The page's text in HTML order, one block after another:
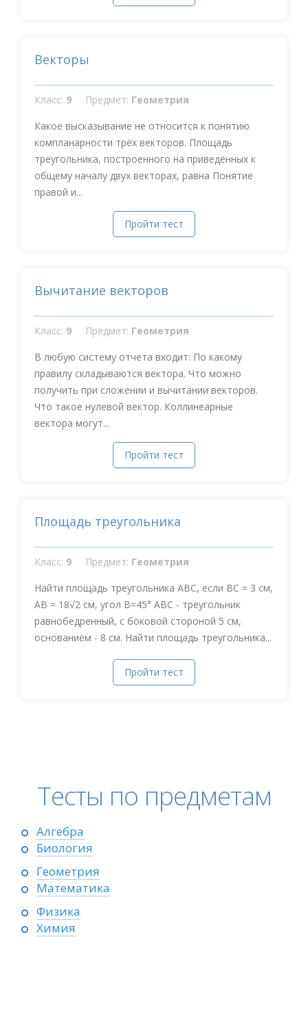
Векторы
Класс: 9 Предмет: Геометрия
Какое высказывание не относится к понятию
компланарности трёх векторов. Площадь
треугольника, построенного на приведённых к
общему началу двух векторах, равна Понятие
правой и...
Пройти тест
Вычитание векторов
Класс: 9 Предмет: Геометрия
В любую систему отчета входит: По какому
правилу складываются вектора. Что можно
получить при сложении и вычитании векторов.
Что такое нулевой вектор. Коллинеарные
вектора могут...
Пройти тест
Площадь треугольника
Класс: 9 Предмет: Геометрия
Найти площадь треугольника ABC, если BC = 3 см,
AB = 18√2 см, угол B=45° АВС - треугольник
равнобедренный, с боковой стороной 5 см,
основанием - 8 см. Найти площадь треугольника...
Пройти тест
Тесты по предметам
Алгебра
Биология
Геометрия
Математика
Физика
Химия